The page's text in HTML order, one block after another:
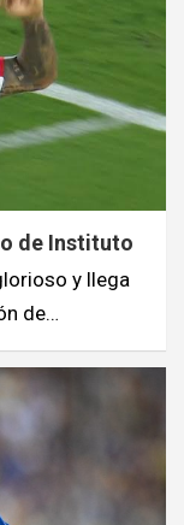
de Instituto
y llega
de…